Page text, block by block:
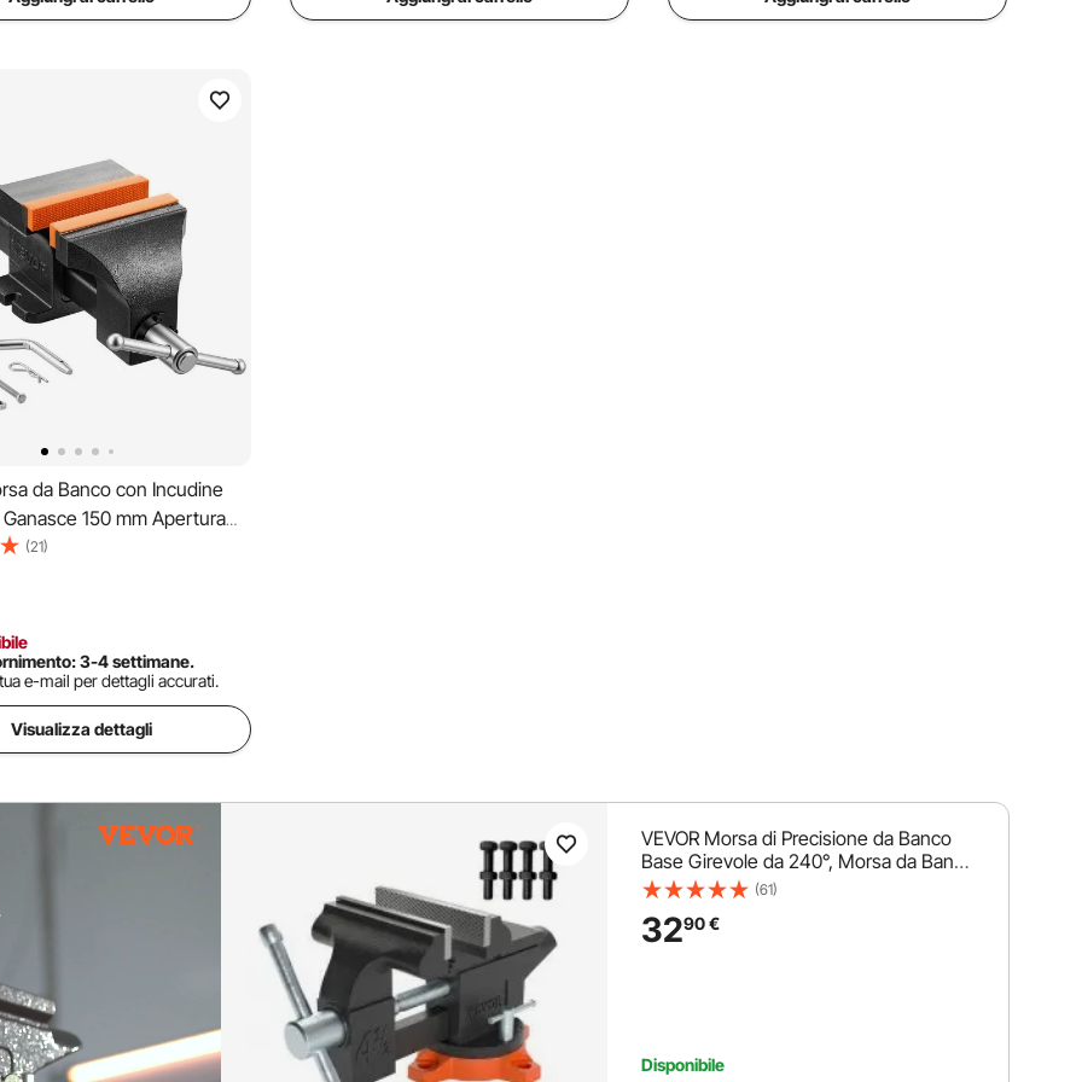
da Banco con Incudine
150 mm Apertura
Taglio Tubi, Ghisa
della Gola 90 mm,
25 kN , Lavorazione
(21)
3-4 settimane.
e-mail per dettagli accurati.
Visualizza dettagli
VEVOR Morsa di Precisione da Banco
Base Girevole da 240°, Morsa da Banco
Rotante Larghezza di Ganascia 11,5 cm
Commerciale da Garage Officina, Morsa
(61)
3290€
Disponibile